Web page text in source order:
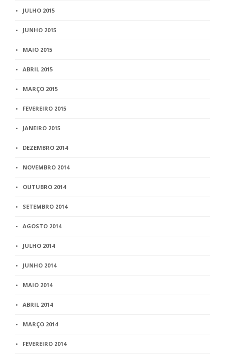
JULHO 2015
JUNHO 2015
MAIO 2015
ABRIL 2015
MARÇO 2015
FEVEREIRO 2015
JANEIRO 2015
DEZEMBRO 2014
NOVEMBRO 2014
OUTUBRO 2014
SETEMBRO 2014
AGOSTO 2014
JULHO 2014
JUNHO 2014
MAIO 2014
ABRIL 2014
MARÇO 2014
FEVEREIRO 2014